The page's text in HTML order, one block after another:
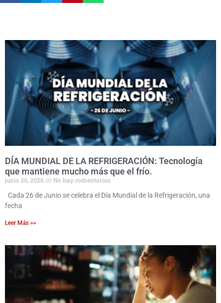
DÍA MUNDIAL DE LA REFRIGERACIÓN: Tecnología
que mantiene mucho más que el frío.
junio 26, 2026
No hay comentarios
Cada 26 de Junio se celebra el Día Mundial de la Refrigeración, una
fecha
Leer Más >>